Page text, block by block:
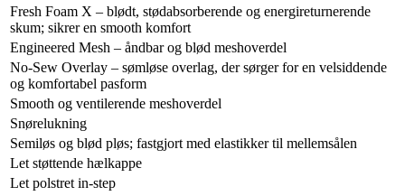
Fresh Foam X – blødt, stødabsorberende og energireturnerende
skum; sikrer en smooth komfort
Engineered Mesh – åndbar og blød meshoverdel
No-Sew Overlay – sømløse overlag, der sørger for en velsiddende
og komfortabel pasform
Smooth og ventilerende meshoverdel
Snørelukning
Semiløs og blød pløs; fastgjort med elastikker til mellemsålen
Let støttende hælkappe
Let polstret in-step